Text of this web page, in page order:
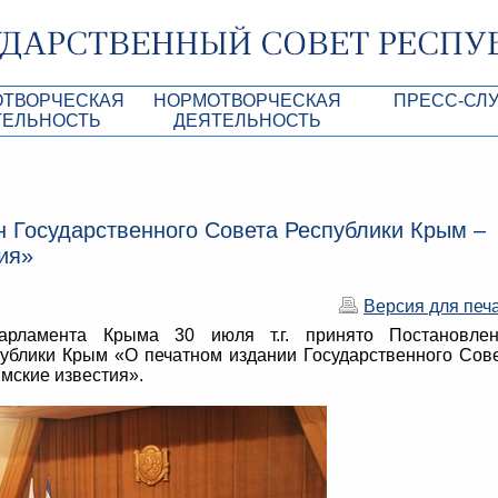
Крым
экспертиза
процесса в РК
законотворчества
НОРМОТВОРЧЕСКАЯ
ДЕЯТЕЛЬНОСТЬ
Aкты Президиума ГС РК
ПРЕСС-
Фотогалерея
Контакты
Государственного Совета Республики Крым –
Версия для
Крыма 30 июля т.г. принято
Крым «О печатном издании Государственного
известия».